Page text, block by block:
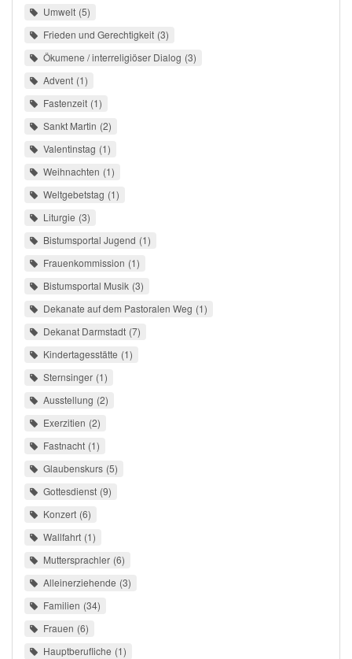
Umwelt 5
Frieden und Gerechtigkeit 3
Ökumene / interreligiöser Dialog 3
Advent 1
Fastenzeit 1
Sankt Martin 2
Valentinstag 1
Weihnachten 1
Weltgebetstag 1
Liturgie 3
Bistumsportal Jugend 1
Frauenkommission 1
Bistumsportal Musik 3
Dekanate auf dem Pastoralen Weg 1
Dekanat Darmstadt 7
Kindertagesstätte 1
Sternsinger 1
Ausstellung 2
Exerzitien 2
Fastnacht 1
Glaubenskurs 5
Gottesdienst 9
Konzert 6
Wallfahrt 1
Muttersprachler 6
Alleinerziehende 3
Familien 34
Frauen 6
Hauptberufliche 1